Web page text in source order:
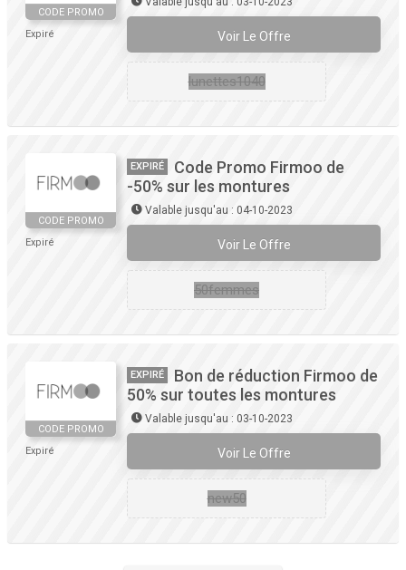
CODE PROMO
Expiré
Voir Le Offre
lunettes1040
CODE PROMO
Expiré
EXPIRÉ
Code Promo Firmoo de
-50% sur les montures
Valable jusqu'au : 04-10-2023
Voir Le Offre
50femmes
CODE PROMO
Expiré
EXPIRÉ
Bon de réduction Firmoo de
50% sur toutes les montures
Valable jusqu'au : 03-10-2023
Voir Le Offre
new50